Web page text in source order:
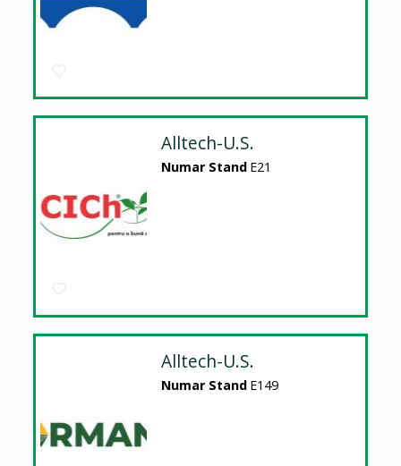
Alltech-U.S.
Numar Stand E21
Alltech-U.S.
Numar Stand E149